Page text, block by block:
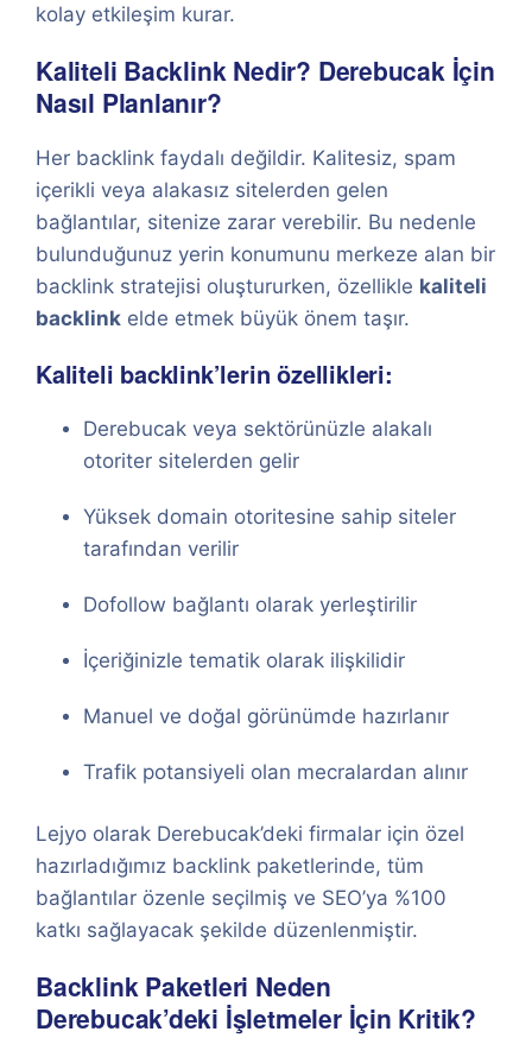
kolay etkileşim kurar.
Kaliteli Backlink Nedir? Derebucak İçin
Nasıl Planlanır?
Her backlink faydalı değildir. Kalitesiz, spam
içerikli veya alakasız sitelerden gelen
bağlantılar, sitenize zarar verebilir. Bu nedenle
bulunduğunuz yerin konumunu merkeze alan bir
backlink stratejisi oluştururken, özellikle kaliteli
backlink elde etmek büyük önem taşır.
Kaliteli backlink’lerin özellikleri:
Derebucak veya sektörünüzle alakalı
otoriter sitelerden gelir
Yüksek domain otoritesine sahip siteler
tarafından verilir
Dofollow bağlantı olarak yerleştirilir
İçeriğinizle tematik olarak ilişkilidir
Manuel ve doğal görünümde hazırlanır
Trafik potansiyeli olan mecralardan alınır
Lejyo olarak Derebucak’deki firmalar için özel
hazırladığımız backlink paketlerinde, tüm
bağlantılar özenle seçilmiş ve SEO’ya %100
katkı sağlayacak şekilde düzenlenmiştir.
Backlink Paketleri Neden
Derebucak’deki İşletmeler İçin Kritik?